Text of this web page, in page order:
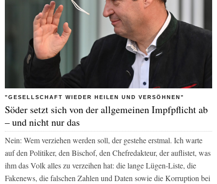
"GESELLSCHAFT WIEDER HEILEN UND VERSÖHNEN"
Söder setzt sich von der allgemeinen Impfpflicht ab
– und nicht nur das
Nein: Wem verziehen werden soll, der gestehe erstmal. Ich warte
auf den Politiker, den Bischof, den Chefredakteur, der auflistet, was
ihm das Volk alles zu verzeihen hat: die lange Lügen-Liste, die
Fakenews, die falschen Zahlen und Daten sowie die Korruption bei